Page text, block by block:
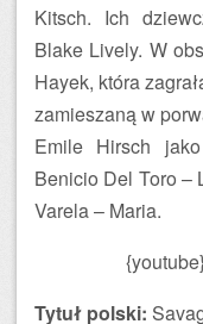
Kitsch. Ich
Blake Lively. W
Hayek, która
zamieszaną w
Emile Hirsch
Benicio Del Toro –
Varela – Maria.
Tytuł polski: